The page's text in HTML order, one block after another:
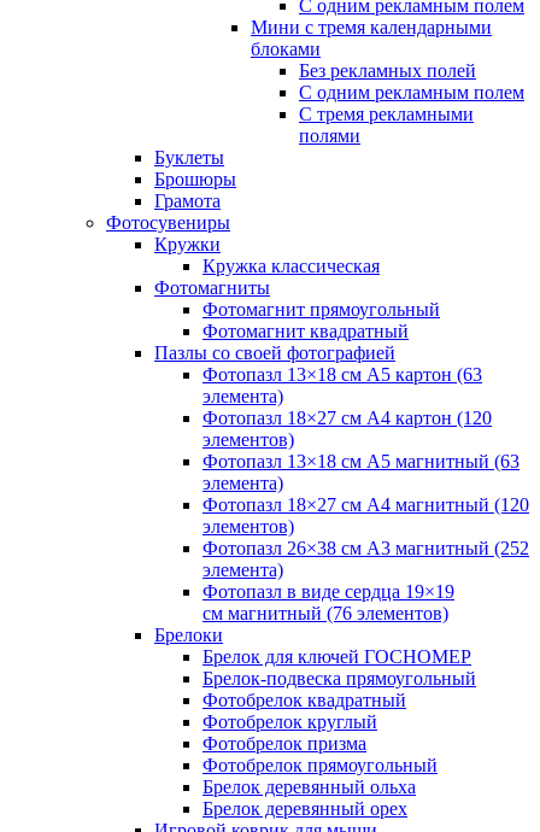
С одним рекламным полем
Мини с тремя календарными
блоками
Без рекламных полей
С одним рекламным полем
С тремя рекламными
полями
Буклеты
Брошюры
Грамота
Фотосувениры
Кружки
Кружка классическая
Фотомагниты
Фотомагнит прямоугольный
Фотомагнит квадратный
Пазлы со своей фотографией
Фотопазл 13×18 см А5 картон (63
элемента)
Фотопазл 18×27 см А4 картон (120
элементов)
Фотопазл 13×18 см А5 магнитный (63
элемента)
Фотопазл 18×27 см А4 магнитный (120
элементов)
Фотопазл 26×38 см А3 магнитный (252
элемента)
Фотопазл в виде сердца 19×19
см магнитный (76 элементов)
Брелоки
Брелок для ключей ГОСНОМЕР
Брелок-подвеска прямоугольный
Фотобрелок квадратный
Фотобрелок круглый
Фотобрелок призма
Фотобрелок прямоугольный
Брелок деревянный ольха
Брелок деревянный орех